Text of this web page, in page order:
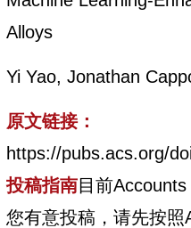
Alloys
Yi Yao, Jonathan
原文链接：
https://pubs.acs.org/
投稿指南目前
您有意投稿，请先按